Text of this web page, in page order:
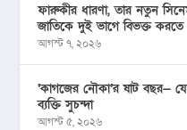
ফারুকীর ধারণা, তার নতুন
জাতিকে দুই ভাগে বিভক্ত করতে
আগস্ট ৭, ২০২৬
‘কাগজের নৌকা’র ষাট বছর—
ব্যক্তি সুচন্দা
আগস্ট ৫, ২০২৬